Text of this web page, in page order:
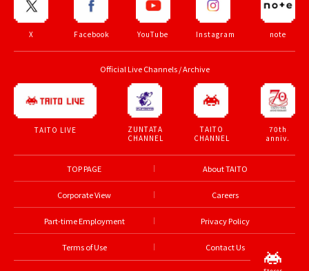
X Facebook YouTube Instagram note
Official Live Channels / Archive
TAITO LIVE
ZUNTATA
CHANNEL
TAITO
CHANNEL
70th
anniv.
TOP PAGE About TAITO
Corporate View Careers
Part-time Employment Privacy Policy
Terms of Use Contact Us